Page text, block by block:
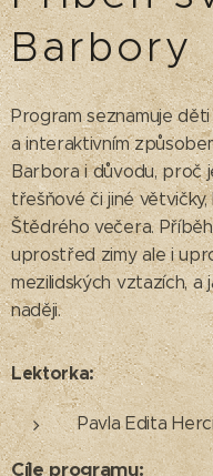
Barbory
Program seznamuje
a interaktivním
Barbora i důvodu, proč
třešňové či jiné
Štědrého večera.
uprostřed zimy ale i
mezilidských vztazích,
naději.
Lektorka:
Pavla Edita
Cíle programu: